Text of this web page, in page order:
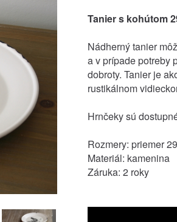
Tanier s kohútom
Nádherný tanier
a v prípade potreby
dobroty. Tanier je
rustikálnom
Hrnčeky sú
Rozmery: priemer
Materiál: kamenina
Záruka: 2 roky